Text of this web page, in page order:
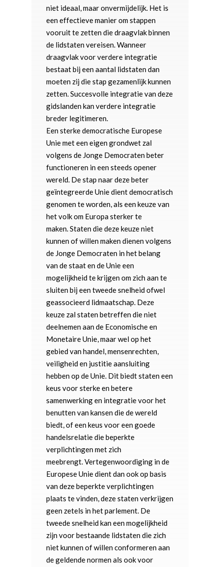
niet ideaal, maar onvermijdelijk. Het is
een effectieve manier om stappen
vooruit te zetten die draagvlak binnen
de lidstaten vereisen. Wanneer
draagvlak voor verdere integratie
bestaat bij een aantal lidstaten dan
moeten zij die stap gezamenlijk kunnen
zetten. Succesvolle integratie van deze
gidslanden kan verdere integratie
breder legitimeren.
Een sterke democratische Europese
Unie met een eigen grondwet zal
volgens de Jonge Democraten beter
functioneren in een steeds opener
wereld. De stap naar deze beter
geïntegreerde Unie dient democratisch
genomen te worden, als een keuze van
het volk om Europa sterker te
maken. Staten die deze keuze niet
kunnen of willen maken dienen volgens
de Jonge Democraten in het belang
van de staat en de Unie een
mogelijkheid te krijgen om zich aan te
sluiten bij een tweede snelheid ofwel
geassocieerd lidmaatschap. Deze
keuze zal staten betreffen die niet
deelnemen aan de Economische en
Monetaire Unie, maar wel op het
gebied van handel, mensenrechten,
veiligheid en justitie aansluiting
hebben op de Unie. Dit biedt staten een
keus voor sterke en betere
samenwerking en integratie voor het
benutten van kansen die de wereld
biedt, of een keus voor een goede
handelsrelatie die beperkte
verplichtingen met zich
meebrengt. Vertegenwoordiging in de
Europese Unie dient dan ook op basis
van deze beperkte verplichtingen
plaats te vinden, deze staten verkrijgen
geen zetels in het parlement. De
tweede snelheid kan een mogelijkheid
zijn voor bestaande lidstaten die zich
niet kunnen of willen conformeren aan
de geldende normen als ook voor